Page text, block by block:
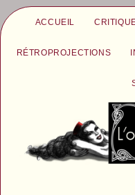
ACCUEIL
RÉTROPROJECTIONS